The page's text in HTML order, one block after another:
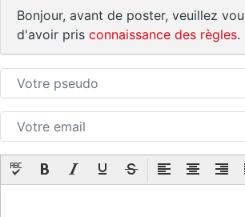
Bonjour, avant de poster, veuillez
d'avoir pris connaissance des règles.